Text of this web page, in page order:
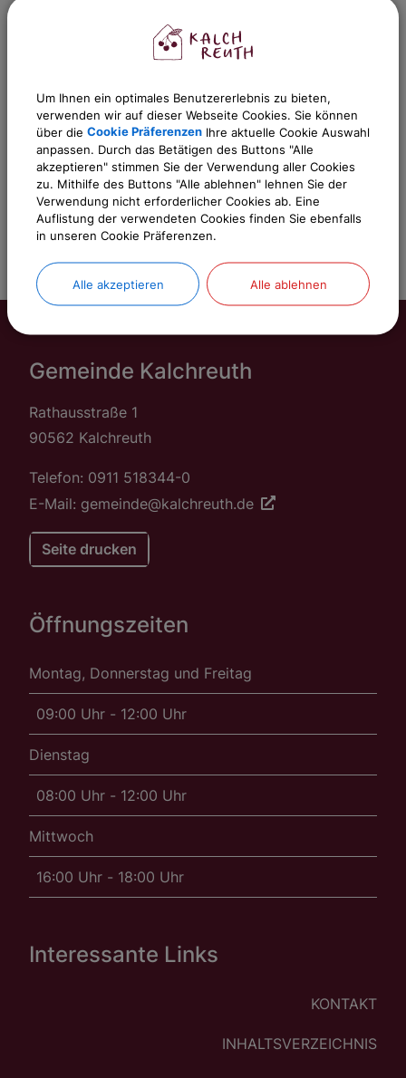
Weitere Informationen
Sachgebiete
Gemeinde Kalchreuth
Gemeinde Kalchreuth
Rathausstraße 1
90562 Kalchreuth
Telefon: 0911 518344-0
E-Mail: gemeinde@kalchreuth.de
Seite drucken
Öffnungszeiten
Montag, Donnerstag und Freitag
09:00 Uhr - 12:00 Uhr
Dienstag
08:00 Uhr - 12:00 Uhr
Mittwoch
16:00 Uhr - 18:00 Uhr
Interessante Links
KONTAKT
INHALTSVERZEICHNIS
Um Ihnen ein optimales Benutzererlebnis zu bieten,
verwenden wir auf dieser Webseite Cookies. Sie können
über die Cookie Präferenzen Ihre aktuelle Cookie Auswahl
anpassen. Durch das Betätigen des Buttons "Alle
akzeptieren" stimmen Sie der Verwendung aller Cookies
zu. Mithilfe des Buttons "Alle ablehnen" lehnen Sie der
Verwendung nicht erforderlicher Cookies ab. Eine
Auflistung der verwendeten Cookies finden Sie ebenfalls
in unseren Cookie Präferenzen.
Alle akzeptieren Alle ablehnen